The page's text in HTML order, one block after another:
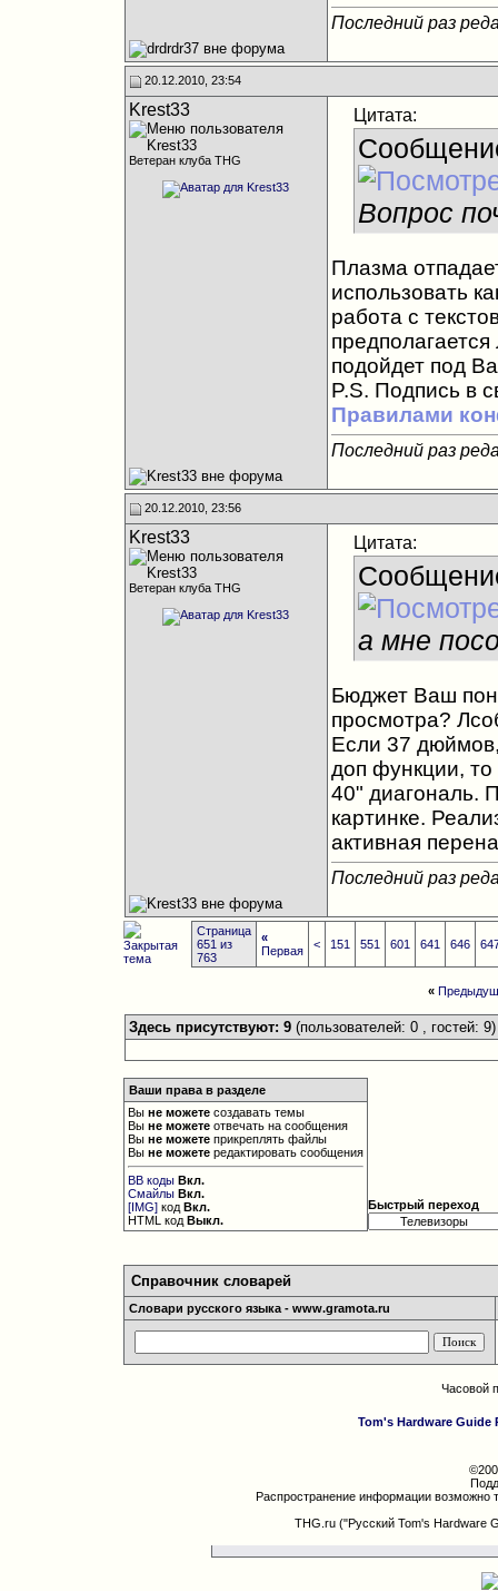
Последний раз
20.12.2010, 23:54
Krest33
Ветеран клуба THG
Цитата:
Вопрос
Плазма
использовать
работа с
подойдет под
P.S. Подпись в
Правилами
Последний раз
20.12.2010, 23:56
Krest33
Ветеран клуба THG
Цитата:
а мне
Бюджет Ваш
просмотра?
Если 37
доп функции, то
40" диагональ.
картинке.
активная
Последний раз
Страница
651 из
763
«
Первая
< 151 551 601 641 646
«
Здесь присутствуют: 9 (пользователей: 0 , гостей: 9)
Ваши права в разделе
Выне можете создавать темы
Выне можете отвечать на сообщения
Выне можете прикреплять файлы
Выне можете редактировать сообщения
BB коды Вкл.
Смайлы Вкл.
[IMG] кодВкл.
HTML кодВыкл.
Быстрый переход
Справочник словарей
Словари русского языка - www.gramota.ru
Часовой
Tom's Hardware Guide
Распространение информации возможно
THG.ru ("Русский Tom's Hardware